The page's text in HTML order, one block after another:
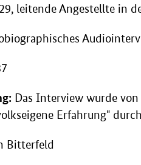
leitende Angestellte in
Das Interview wurde
Erfahrung"
Bitterfeld